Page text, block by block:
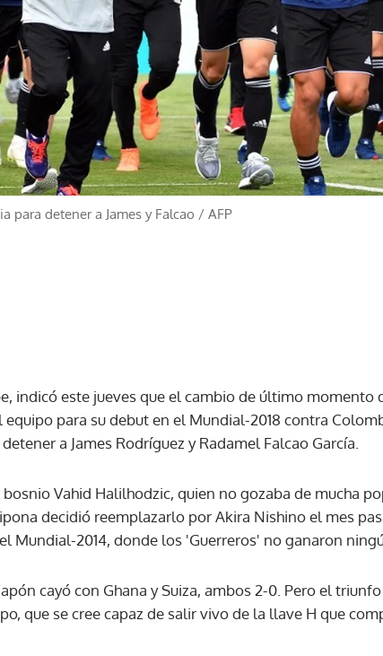
para detener a James y Falcao / AFP
indicó este jueves que el cambio de último momento
para su debut en el Mundial-2018 contra
a James Rodríguez y Radamel Falcao García.
Vahid Halilhodzic, quien no gozaba de mucha
decidió reemplazarlo por Akira Nishino el mes
Mundial-2014, donde los 'Guerreros' no ganaron
cayó con Ghana y Suiza, ambos 2-0. Pero el
que se cree capaz de salir vivo de la llave H que